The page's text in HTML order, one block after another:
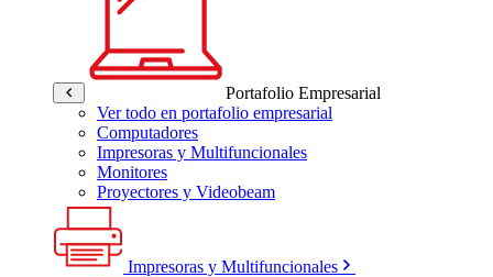
Portafolio Empresarial
Ver todo en portafolio empresarial
Computadores
Impresoras y Multifuncionales
Monitores
Proyectores y Videobeam
Impresoras y Multifuncionales